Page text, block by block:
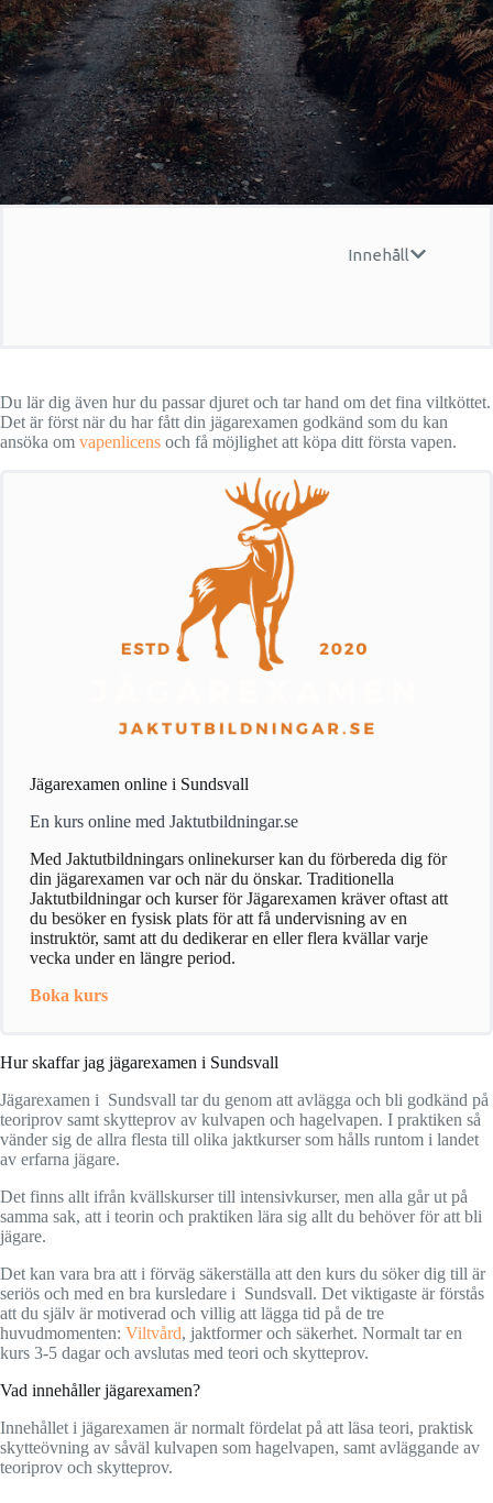
Innehåll
Du lär dig även hur du passar djuret och tar hand om det fina viltköttet.
Det är först när du har fått din jägarexamen godkänd som du kan
ansöka om vapenlicens och få möjlighet att köpa ditt första vapen.
Jägarexamen online i Sundsvall
En kurs online med Jaktutbildningar.se
Med Jaktutbildningars onlinekurser kan du förbereda dig för
din jägarexamen var och när du önskar. Traditionella
Jaktutbildningar och kurser för Jägarexamen kräver oftast att
du besöker en fysisk plats för att få undervisning av en
instruktör, samt att du dedikerar en eller flera kvällar varje
vecka under en längre period.
Boka kurs
Hur skaffar jag jägarexamen i Sundsvall
Jägarexamen i Sundsvall tar du genom att avlägga och bli godkänd på
teoriprov samt skytteprov av kulvapen och hagelvapen. I praktiken så
vänder sig de allra flesta till olika jaktkurser som hålls runtom i landet
av erfarna jägare.
Det finns allt ifrån kvällskurser till intensivkurser, men alla går ut på
samma sak, att i teorin och praktiken lära sig allt du behöver för att bli
jägare.
Det kan vara bra att i förväg säkerställa att den kurs du söker dig till är
seriös och med en bra kursledare i Sundsvall. Det viktigaste är förstås
att du själv är motiverad och villig att lägga tid på de tre
huvudmomenten: Viltvård, jaktformer och säkerhet. Normalt tar en
kurs 3-5 dagar och avslutas med teori och skytteprov.
Vad innehåller jägarexamen?
Innehållet i jägarexamen är normalt fördelat på att läsa teori, praktisk
skytteövning av såväl kulvapen som hagelvapen, samt avläggande av
teoriprov och skytteprov.